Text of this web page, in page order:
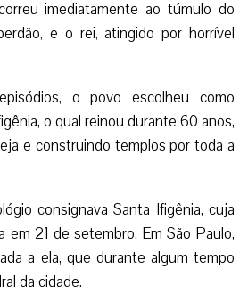
imediatamente ao túmulo do
e o rei, atingido por horrível
o povo escolheu como
o qual reinou durante 60 anos,
e construindo templos por toda a
consignava Santa Ifigênia, cuja
em 21 de setembro. Em São Paulo,
a ela, que durante algum tempo
da cidade.